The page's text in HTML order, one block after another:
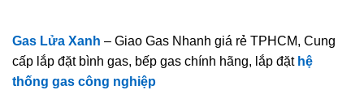
Gas Lửa Xanh – Giao Gas Nhanh giá rẻ TPHCM, Cung
cấp lắp đặt bình gas, bếp gas chính hãng, lắp đặt hệ
thống gas công nghiệp